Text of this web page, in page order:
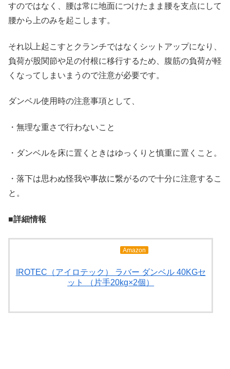
すのではなく、腰は常に地面につけたまま腰を支点にして
腰から上のみを起こします。
それ以上起こすとクランチではなくシットアップになり、
負荷が股関節や足の付根に移行するため、腹筋の負荷が軽
くなってしまいまうので注意が必要です。
ダンベル使用時の注意事項として、
・無理な重さで行わないこと
・ダンベルを床に置くときはゆっくりと慎重に置くこと。
・落下は思わぬ怪我や事故に繋がるので十分に注意するこ
と。
■詳細情報
Amazon
IROTEC（アイロテック） ラバー ダンベル 40KGセ
ット （片手20kg×2個）